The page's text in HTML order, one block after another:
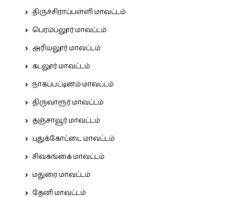
திருச்சிராப்பள்ளி மாவட்டம்
பெரம்பலூர் மாவட்டம்
அரியலூர் மாவட்டம்
கடலூர் மாவட்டம்
நாகப்பட்டினம் மாவட்டம்
திருவாரூர் மாவட்டம்
தஞ்சாவூர் மாவட்டம்
புதுக்கோட்டை மாவட்டம்
சிவகங்கை மாவட்டம்
மதுரை மாவட்டம்
தேனி மாவட்டம்